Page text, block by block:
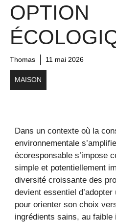
OPTION
Thomas 11 mai 2026
MAISON
Dans un contexte où la
environnementale
écoresponsable s’impose
simple et potentiellement
diversité croissante des
devient essentiel
pour orienter son choix
ingrédients sains, au faible